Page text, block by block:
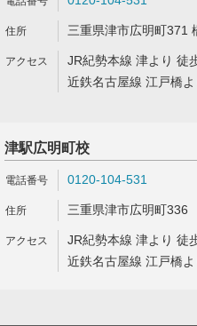
三重県津市広明町371
JR紀勢本線 津より 徒
近鉄名古屋線 江戸橋
津駅広明町校
0120-104-531
三重県津市広明町336
JR紀勢本線 津より 徒
近鉄名古屋線 江戸橋